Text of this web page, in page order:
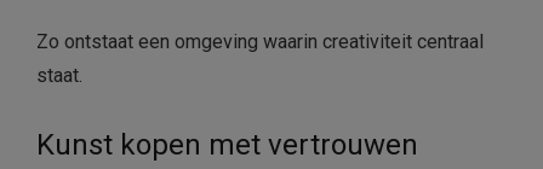
Zo ontstaat een omgeving waarin creativiteit centraal
staat.
Kunst kopen met vertrouwen